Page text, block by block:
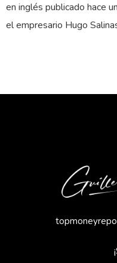
en inglés publicado hace
el empresario Hugo